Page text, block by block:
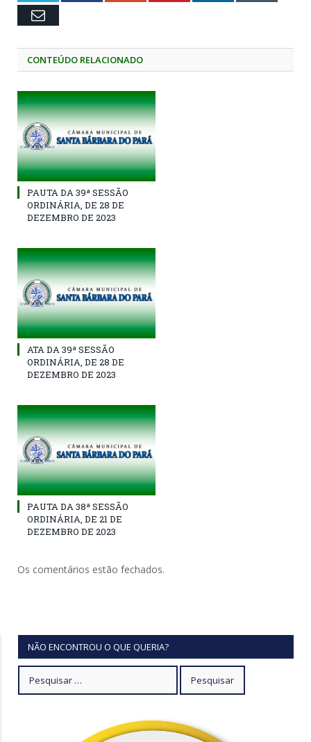
Email
CONTEÚDO RELACIONADO
PAUTA DA 39ª SESSÃO
ORDINÁRIA, DE 28 DE
DEZEMBRO DE 2023
ATA DA 39ª SESSÃO
ORDINÁRIA, DE 28 DE
DEZEMBRO DE 2023
PAUTA DA 38ª SESSÃO
ORDINÁRIA, DE 21 DE
DEZEMBRO DE 2023
Os comentários estão fechados.
NÃO ENCONTROU O QUE QUERIA?